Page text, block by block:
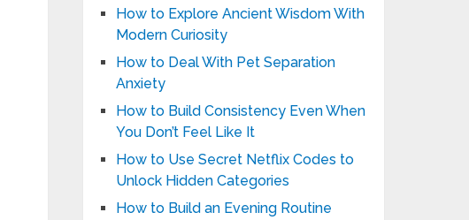
How to Explore Ancient Wisdom With
Modern Curiosity
How to Deal With Pet Separation
Anxiety
How to Build Consistency Even When
You Don’t Feel Like It
How to Use Secret Netflix Codes to
Unlock Hidden Categories
How to Build an Evening Routine